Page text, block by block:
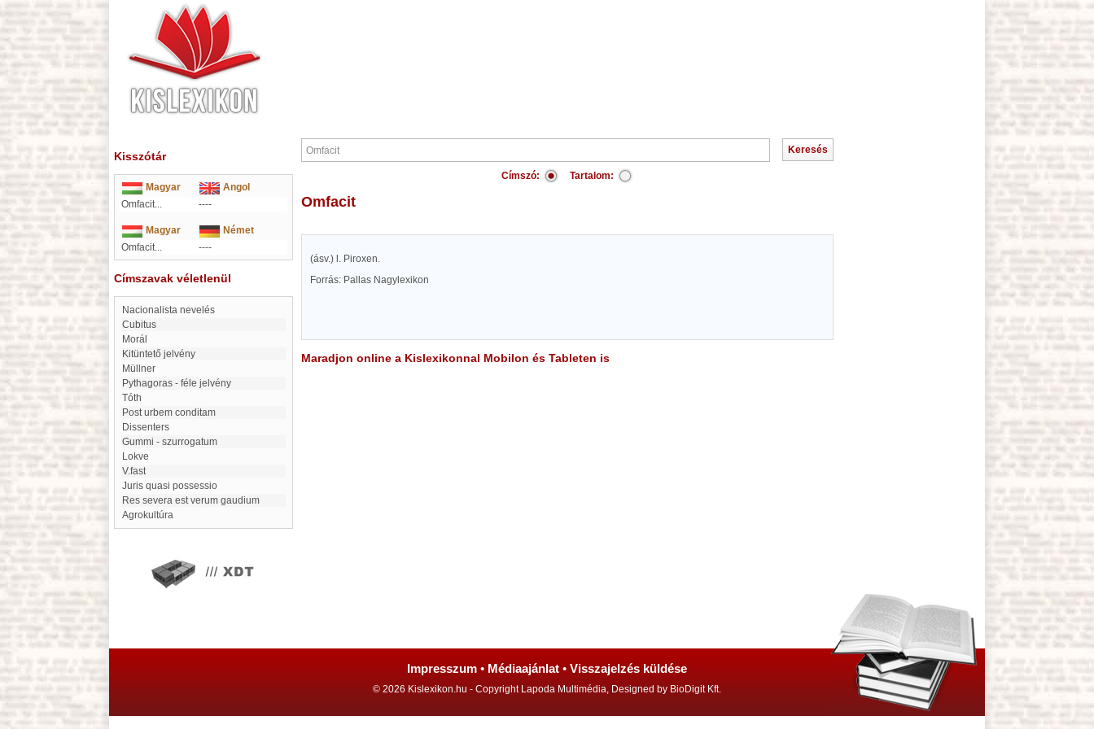
Kisszótár
Magyar
Angol
Omfacit...
----
Magyar
Német
Omfacit...
----
Címszavak véletlenül
Nacionalista nevelés
Cubitus
morál
Kitüntető jelvény
Müllner
Pythagoras - féle jelvény
Tóth
Post urbem conditam
Dissenters
Gummi - szurrogatum
Lokve
V.fast
Juris quasi possessio
Res severa est verum gaudium
Agrokultúra
Címszó: Tartalom:
Omfacit
(ásv.) l. Piroxen.
Forrás: Pallas Nagylexikon
Maradjon online a Kislexikonnal Mobilon és Tableten is
Impresszum • Médiaajánlat • Visszajelzés küldése
© 2026 Kislexikon.hu - Copyright Lapoda Multimédia, Designed by BioDigit Kft.